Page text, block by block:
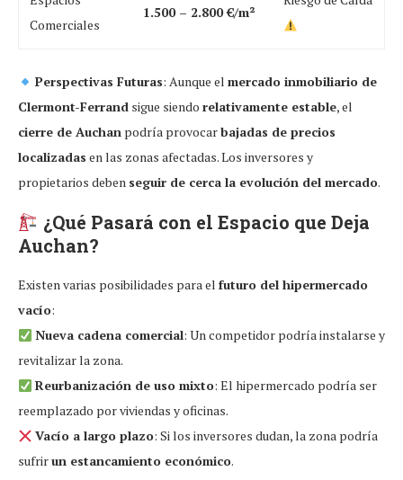
Comerciales
1.500 – 2.800 €/m²
Perspectivas Futuras: Aunque el mercado inmobiliario de
Clermont-Ferrand sigue siendo relativamente estable, el
cierre de Auchan podría provocarbajadas de precios
localizadas en las zonas afectadas. Los inversores y
propietarios deben seguir de cerca la evolución del mercado.
¿Qué Pasará con el Espacio que Deja
Auchan?
Existen varias posibilidades para el futuro del hipermercado
vacío:
Nueva cadena comercial: Un competidor podría instalarse y
revitalizar la zona.
Reurbanización de uso mixto: El hipermercado podría ser
reemplazado por viviendas y oficinas.
Vacío a largo plazo: Si los inversores dudan, la zona podría
sufrirun estancamiento económico.